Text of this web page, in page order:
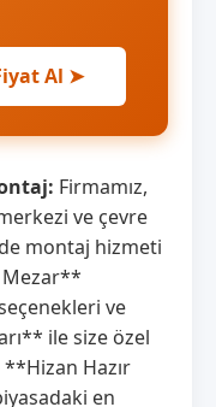
Al ➤
Firmamız,
ve çevre
montaj hizmeti
Mezar**
ve
ile size özel
Hazır
en